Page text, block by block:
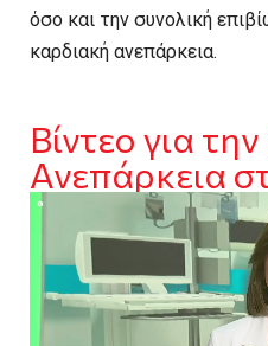
όσο και την συνολική
καρδιακή ανεπάρκεια.
Βίντεο για
Ανεπάρκεια